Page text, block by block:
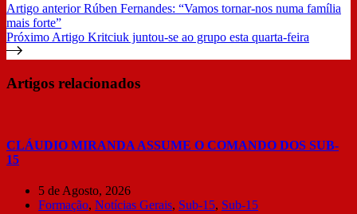
Artigo anteriorRúben Fernandes: “Vamos tornar-nos numa família
mais forte”
Próximo Artigo Kritciuk juntou-se ao grupo esta quarta-feira
Artigos relacionados
CLÁUDIO MIRANDA ASSUME O COMANDO DOS SUB-
15
5 de Agosto, 2026
Formação, Notícias Gerais, Sub-15, Sub-15